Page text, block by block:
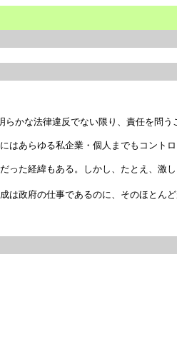
かな法律違反でない限り、責任を問う
あらゆる私企業・個人までもコントロ
た経緯もある。しかし、たとえ、激
政府の仕事であるのに、そのほとん